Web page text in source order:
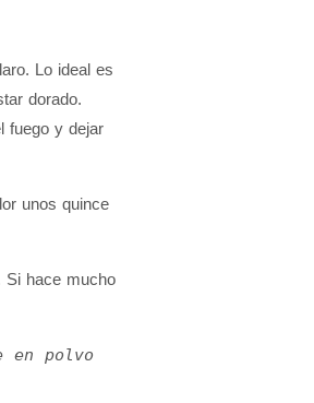
Lo ideal es
dorado.
fuego y dejar
unos quince
Si hace mucho
en polvo